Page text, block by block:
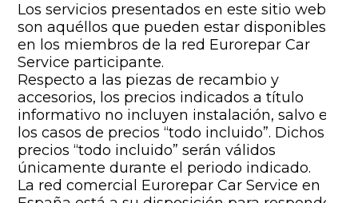
Los servicios presentados en este sitio web
son aquéllos que pueden estar disponibles
en los miembros de la red Eurorepar Car
Service participante.
Respecto a las piezas de recambio y
accesorios, los precios indicados a título
informativo no incluyen instalación, salvo en
los casos de precios “todo incluido”. Dichos
precios “todo incluido” serán válidos
únicamente durante el periodo indicado.
La red comercial Eurorepar Car Service en